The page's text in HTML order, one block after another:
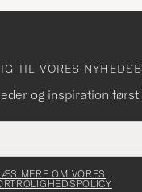
TIL VORES
og inspiration først
MERE OM VORES